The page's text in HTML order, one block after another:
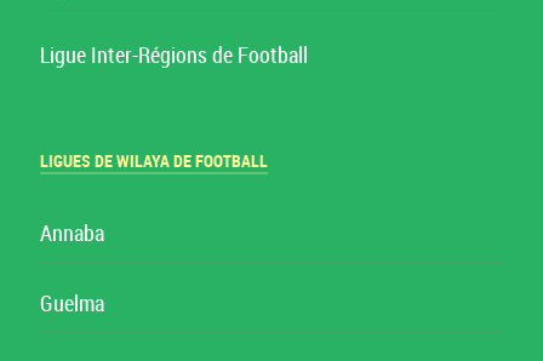
Ligue Inter-Régions de Football
LIGUES DE WILAYA DE FOOTBALL
Annaba
Guelma